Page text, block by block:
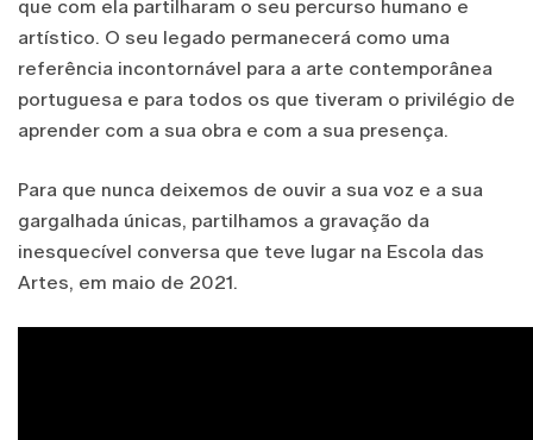
que com ela partilharam o seu percurso humano e
artístico. O seu legado permanecerá como uma
referência incontornável para a arte contemporânea
portuguesa e para todos os que tiveram o privilégio de
aprender com a sua obra e com a sua presença.
Para que nunca deixemos de ouvir a sua voz e a sua
gargalhada únicas, partilhamos a gravação da
inesquecível conversa que teve lugar na Escola das
Artes, em maio de 2021.